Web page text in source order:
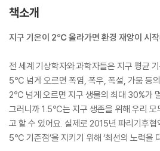
책소개
지구 기온이 2℃ 올라가면 환경 재앙이 시
전 세계 기상학자와 과학자들은 지구 평균
5℃ 넘게 오르면 폭염, 폭우, 폭설, 가뭄 등
2℃ 넘게 오르면 지구 생물의 최대 30%가
그러니까 1.5℃는 지구 생존을 위해 우리 모
고 할 수 있어요. 실제로 2015년 파리기후협
5℃ 기준점’을 지키기 위해 ‘최선의 노력을